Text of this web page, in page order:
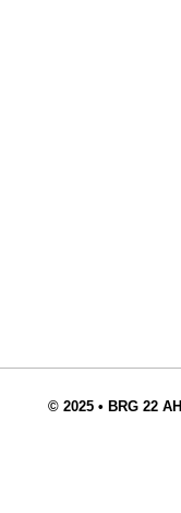
© 2025 • BRG 22